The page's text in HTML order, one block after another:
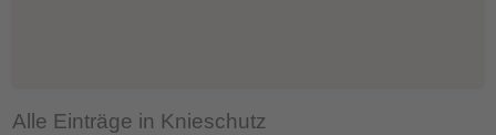
Alle Einträge in Knieschutz